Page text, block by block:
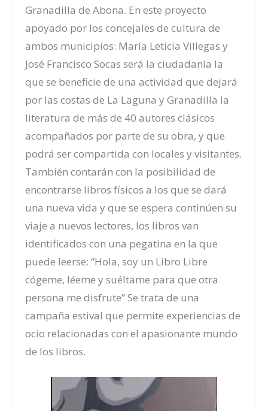
Granadilla de Abona. En este proyecto
apoyado por los concejales de cultura de
ambos municipios: María Leticia Villegas y
José Francisco Socas será la ciudadanía la
que se beneficie de una actividad que dejará
por las costas de La Laguna y Granadilla la
literatura de más de 40 autores clásicos
acompañados por parte de su obra, y que
podrá ser compartida con locales y visitantes.
También contarán con la posibilidad de
encontrarse libros físicos a los que se dará
una nueva vida y que se espera continúen su
viaje a nuevos lectores, los libros van
identificados con una pegatina en la que
puede leerse: “Hola, soy un Libro Libre
cógeme, léeme y suéltame para que otra
persona me disfrute” Se trata de una
campaña estival que permiteexperiencias de
ocio relacionadas con el apasionante mundo
de los libros.